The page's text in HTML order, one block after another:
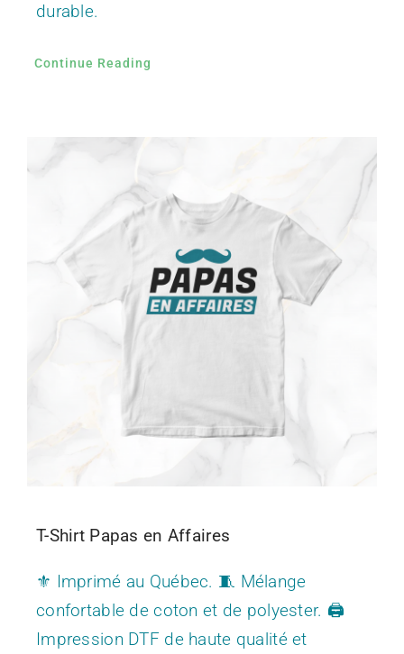
durable.
Continue Reading
T-Shirt Papas en Affaires
⚜️ Imprimé au Québec. 🧵 Mélange
confortable de coton et de polyester. 🖨️
Impression DTF de haute qualité et